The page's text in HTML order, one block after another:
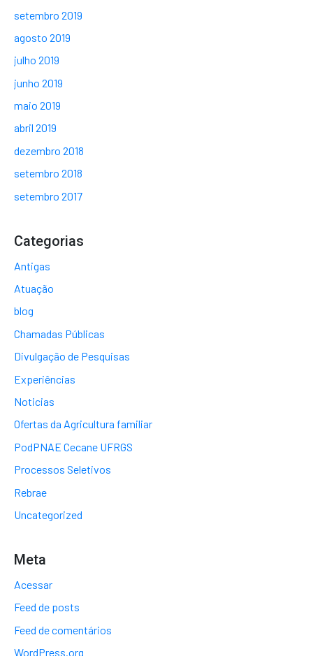
setembro 2019
agosto 2019
julho 2019
junho 2019
maio 2019
abril 2019
dezembro 2018
setembro 2018
setembro 2017
Categorias
Antigas
Atuação
blog
Chamadas Públicas
Divulgação de Pesquisas
Experiências
Noticias
Ofertas da Agricultura familiar
PodPNAE Cecane UFRGS
Processos Seletivos
Rebrae
Uncategorized
Meta
Acessar
Feed de posts
Feed de comentários
WordPress.org